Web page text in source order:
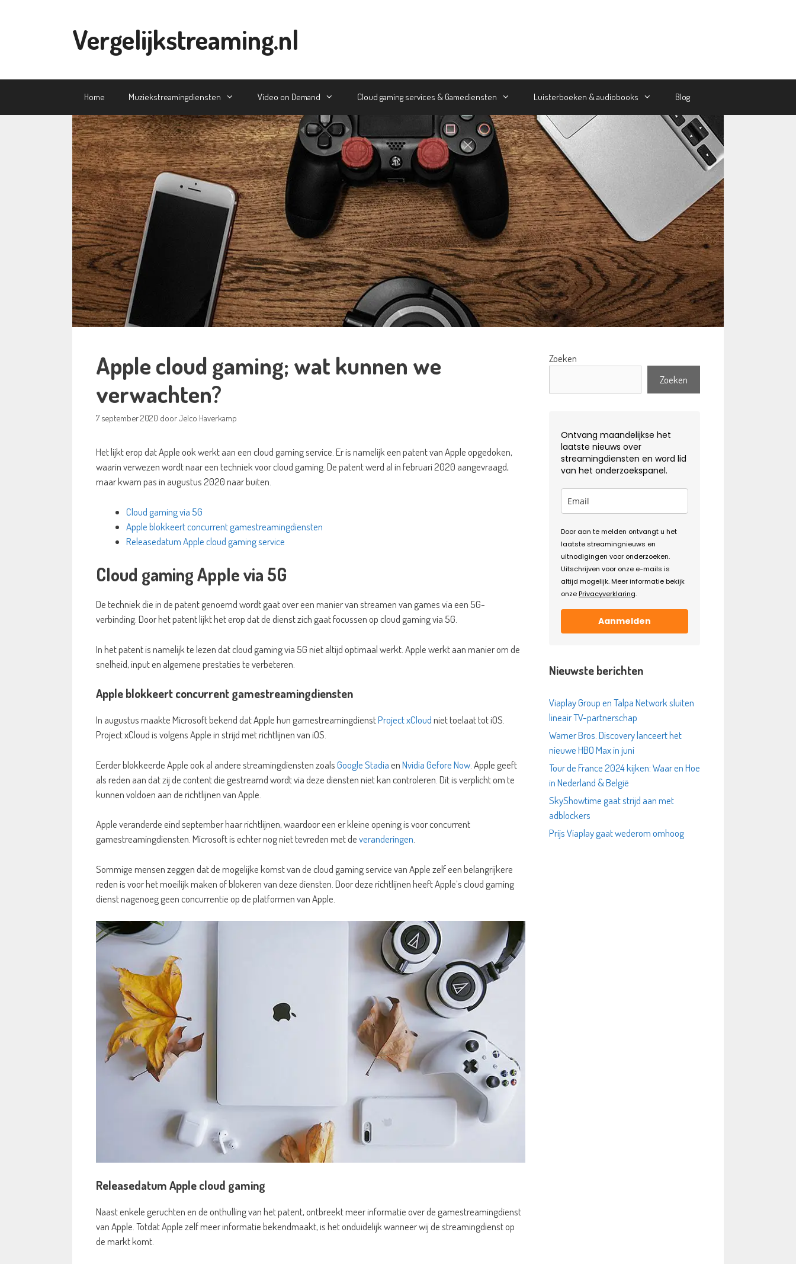
Vergelijkstreaming.nl
Home Muziekstreamingdiensten Video on Demand Cloud gaming services & Gamediensten Luisterboeken & audiobooks Blog
Apple cloud gaming; wat kunnen we
verwachten?
7 september 2020 doorJelco Haverkamp
Het lijkt erop dat Apple ook werkt aan een cloud gaming service. Er is namelijk een patent van Apple opgedoken,
waarin verwezen wordt naar een techniek voor cloud gaming. De patent werd al in februari 2020 aangevraagd,
maar kwam pas in augustus 2020 naar buiten.
Cloud gaming via 5G
Apple blokkeert concurrent gamestreamingdiensten
Releasedatum Apple cloud gaming service
Cloud gaming Apple via 5G
De techniek die in de patent genoemd wordt gaat over een manier van streamen van games via een 5G-
verbinding. Door het patent lijkt het erop dat de dienst zich gaat focussen op cloud gaming via 5G.
In het patent is namelijk te lezen dat cloud gaming via 5G niet altijd optimaal werkt. Apple werkt aan manier om de
snelheid, input en algemene prestaties te verbeteren.
Apple blokkeert concurrent gamestreamingdiensten
In augustus maakte Microsoft bekend dat Apple hun gamestreamingdienstProject xCloudniet toelaat tot iOS.
Project xCloud is volgens Apple in strijd met richtlijnen van iOS.
Eerder blokkeerde Apple ook al andere streamingdiensten zoalsGoogle StadiaenNvidia Gefore Now . Apple geeft
als reden aan dat zij de content die gestreamd wordt via deze diensten niet kan controleren. Dit is verplicht om te
kunnen voldoen aan de richtlijnen van Apple.
Apple veranderde eind september haar richtlijnen, waardoor een er kleine opening is voor concurrent
gamestreamingdiensten. Microsoft is echter nog niet tevreden met deveranderingen.
Sommige mensen zeggen dat de mogelijke komst van de cloud gaming service van Apple zelf een belangrijkere
reden is voor het moeilijk maken of blokeren van deze diensten. Door deze richtlijnen heeft Apple’s cloud gaming
dienst nagenoeg geen concurrentie op de platformen van Apple.
Releasedatum Apple cloud gaming
Naast enkele geruchten en de onthulling van het patent, ontbreekt meer informatie over de gamestreamingdienst
van Apple. Totdat Apple zelf meer informatie bekendmaakt, is het onduidelijk wanneer wij de streamingdienst op
de markt komt.
Zoeken
Zoeken
Ontvang maandelijkse het
laatste nieuws over
streamingdiensten en word lid
van het onderzoekspanel.
Door aan te melden ontvangt u het
laatste streamingnieuws en
uitnodigingen voor onderzoeken.
Uitschrijven voor onze e-mails is
altijd mogelijk. Meer informatie bekijk
onzePrivacyverklaring.
Aanmelden
Nieuwste berichten
Viaplay Group en Talpa Network sluiten
lineair TV-partnerschap
Warner Bros. Discovery lanceert het
nieuwe HBO Max in juni
Tour de France 2024 kijken: Waar en Hoe
in Nederland & België
SkyShowtime gaat strijd aan met
adblockers
Prijs Viaplay gaat wederom omhoog